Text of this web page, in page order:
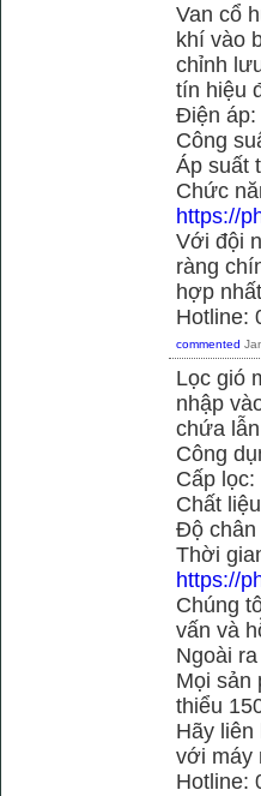
Van cổ
khí vào
chỉnh
tín hiệu
Điện áp:
Công
Áp suất
Chức
https://
Với đội
ràng
hợp
Hotline:
commented
Lọc gió
nhập
chứa
Công
Cấp lọc:
Chất
Độ chân
Thời
https://
Chúng
vấn và
Ngoài
Mọi sản
thiểu
Hãy
với máy
Hotline: